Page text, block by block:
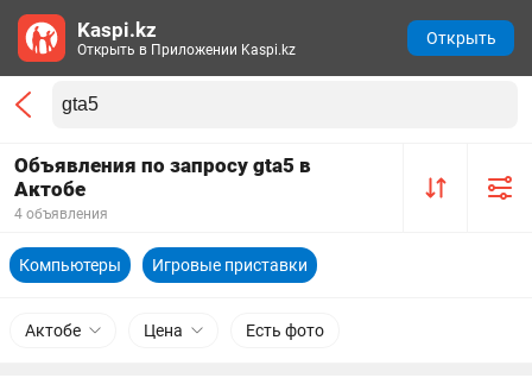
Объявления по запросу gta5 в
Актобе
4 объявления
Компьютеры Игровые приставки
Актобе Цена Есть фото
Kaspi.kz
Открыть в Приложении Kaspi.kz
Открыть